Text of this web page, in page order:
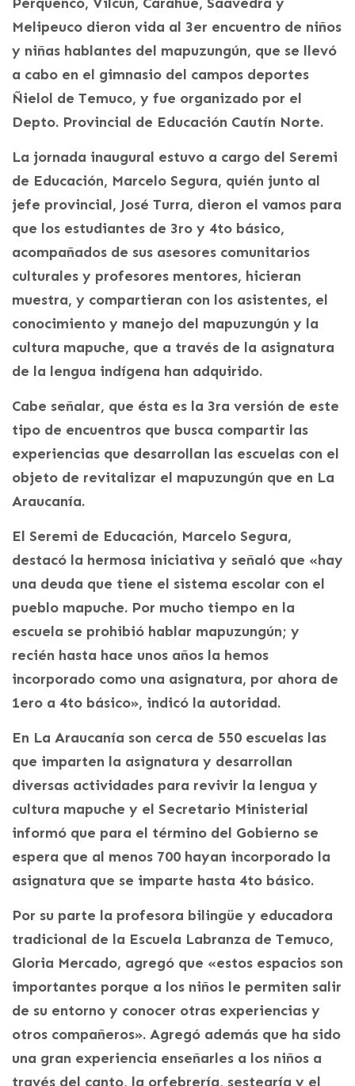
Melipeuco dieron vida al 3er encuentro de niños
y niñas hablantes del mapuzungún, que se llevó
a cabo en el gimnasio del campos deportes
Ñielol de Temuco, y fue organizado por el
Depto. Provincial de Educación Cautín Norte.
La jornada inaugural estuvo a cargo del Seremi
de Educación, Marcelo Segura, quién junto al
jefe provincial, José Turra, dieron el vamos para
que los estudiantes de 3ro y 4to básico,
acompañados de sus asesores comunitarios
culturales y profesores mentores, hicieran
muestra, y compartieran con los asistentes, el
conocimiento y manejo del mapuzungún y la
cultura mapuche, que a través de la asignatura
de la lengua indígena han adquirido.
Cabe señalar, que ésta es la 3ra versión de este
tipo de encuentros que busca compartir las
experiencias que desarrollan las escuelas con el
objeto de revitalizar el mapuzungún que en La
Araucanía.
El Seremi de Educación, Marcelo Segura,
destacó la hermosa iniciativa y señaló que «hay
una deuda que tiene el sistema escolar con el
pueblo mapuche. Por mucho tiempo en la
escuela se prohibió hablar mapuzungún; y
recién hasta hace unos años la hemos
incorporado como una asignatura, por ahora de
1ero a 4to básico», indicó la autoridad.
En La Araucanía son cerca de 550 escuelas las
que imparten la asignatura y desarrollan
diversas actividades para revivir la lengua y
cultura mapuche y el Secretario Ministerial
informó que para el término del Gobierno se
espera que al menos 700 hayan incorporado la
asignatura que se imparte hasta 4to básico.
Por su parte la profesora bilingüe y educadora
tradicional de la Escuela Labranza de Temuco,
Gloria Mercado, agregó que «estos espacios son
importantes porque a los niños le permiten salir
de su entorno y conocer otras experiencias y
otros compañeros». Agregó además que ha sido
una gran experiencia enseñarles a los niños a
través del canto, la orfebrería, sestearía y el